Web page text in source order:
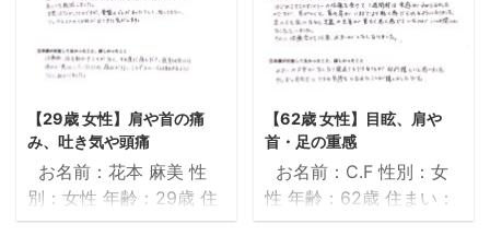
（変化）したか？ 左肩周
な鋭い痛み）は現在のと
が経過し、子供を抱っこ
した際の腰痛はあります
が、 ...
い。疲れがとれにくく、
身体がだるい。運動後の
リカバリーが時間がかか
あり、歩いているとよく
捻る(内反)ことがある。
②治療を受けてそれら
の症状はどう改善（変
取れにくい。首が怠い。
れがある。ウエイトトレ
ある。 ②治療を受けて
それらの症状はどう改善
（変化）したか？ 治療直
後は呼吸が深くなり、身
【29歳 女性】肩や首の痛
み、吐き気や頭痛
お名前：花本 麻美 性
別：女性 年齢：29歳 住
まい：大阪府 職業：看護
【62歳 女性】目眩、肩や
首・足の重感
お名前：C.F 性別：女
性 年齢：62歳 住まい：
大阪府 職業：主婦 ①